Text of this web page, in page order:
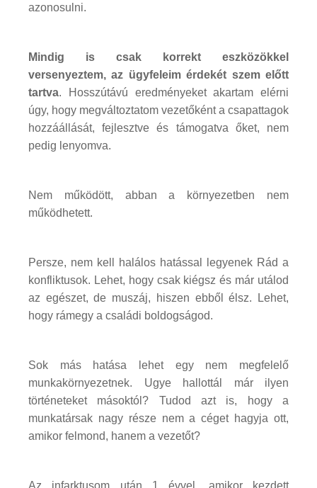
azonosulni.
Mindig is csak korrekt eszközökkel
versenyeztem, az ügyfeleim érdekét szem előtt
tartva. Hosszútávú eredményeket akartam elérni
úgy, hogy megváltoztatom vezetőként a csapattagok
hozzáállását, fejlesztve és támogatva őket, nem
pedig lenyomva.
Nem működött, abban a környezetben nem
működhetett.
Persze, nem kell halálos hatással legyenek Rád a
konfliktusok. Lehet, hogy csak kiégsz és már utálod
az egészet, de muszáj, hiszen ebből élsz. Lehet,
hogy rámegy a családi boldogságod.
Sok más hatása lehet egy nem megfelelő
munkakörnyezetnek. Ugye hallottál már ilyen
történeteket másoktól? Tudod azt is, hogy a
munkatársak nagy része nem a céget hagyja ott,
amikor felmond, hanem a vezetőt?
Az infarktusom után 1 évvel, amikor kezdett